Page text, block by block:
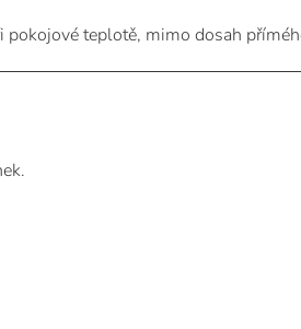
teplotě, mimo dosah